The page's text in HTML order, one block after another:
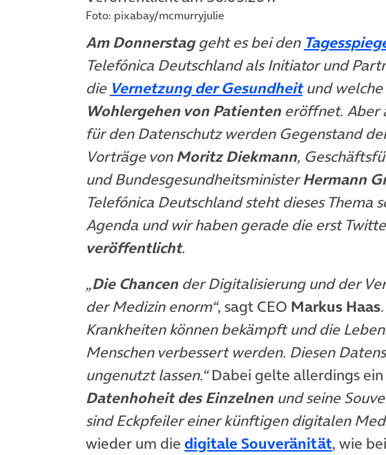
Foto: pixabay/mcmurryjulie
Am Donnerstaggeht es bei den
Telefónica Deutschland als Initiator und
die Vernetzung der Gesundheit(öffnet in
und welche
Wohlergehen von Patienten eröffnet. Aber
für den Datenschutz werden Gegenstand
Vorträge vonMoritz Diekmann,
und BundesgesundheitsministerHermann
Telefónica Deutschland steht dieses Thema
Agenda und wir haben gerade die erst
veröffentlicht.
„Die Chancen der Digitalisierung und der
der Medizin enorm“, sagt CEO Markus Haas.
Krankheiten können bekämpft und die
Menschen verbessert werden. Diesen
ungenutzt lassen.“Dabei gelte allerdings ein
Datenhoheit des Einzelnen und seine
sind Eckpfeiler einer künftigen digitalen
wieder um die digitale Souveränität(öffnet
, wie